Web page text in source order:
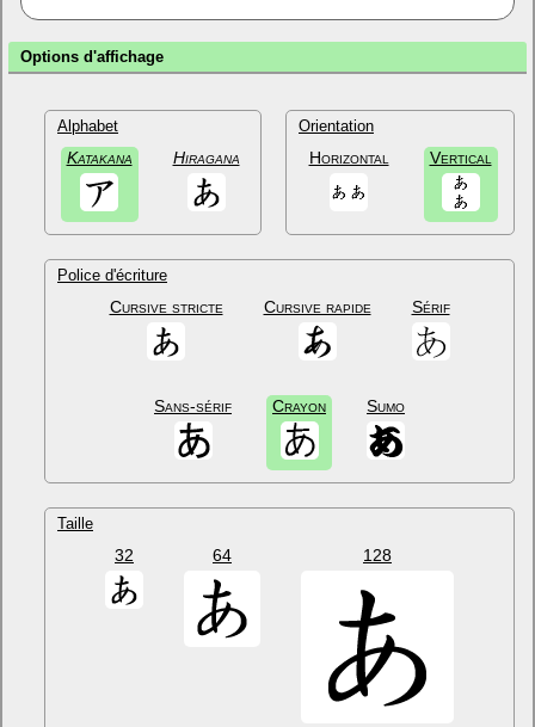
Options d'affichage
Alphabet
Katakana Hiragana
Orientation
Horizontal Vertical
Police d'écriture
Cursive stricte Cursive rapide Sérif
Sans-sérif Crayon Sumo
Taille
32 64 128